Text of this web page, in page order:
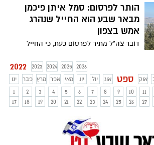
מתושבי באר שבע
הותר לפרסום: סמל איתן פיכמן
מבאר שבע הוא החייל שנהרג
אמש בצפון
דובר צה"ל מתיר לפרסום כעת, כי החייל
הוא איתן פיכמן בן ה-19 מבאר שבע. הוא
הועלה לדרגת סמל לאחר מותו. הלווייתו
תתקיים הערב בבאר שבע בשעה 21:30
2022 2023 2024 2025
2026
ינו
פבר מרץ אפר מאי יונ יול אוג ספט אוק
1
2 3 4 5 6 7 8 9 10 11
17
18 19 20 21 22 23 24 25 26 27